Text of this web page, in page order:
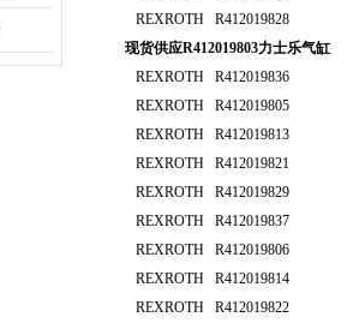
REXROTH R412019828
现货供应R412019803力士乐气缸
REXROTH R412019836
REXROTH R412019805
REXROTH R412019813
REXROTH R412019821
REXROTH R412019829
REXROTH R412019837
REXROTH R412019806
REXROTH R412019814
REXROTH R412019822